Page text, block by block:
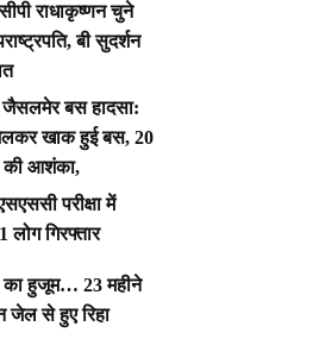
राधाकृष्णन चुने
बी सुदर्शन
बस हादसा:
खाक हुई बस, 20
की आशंका,
परीक्षा में
गिरफ्तार
का हुजूम… 23 महीने
जेल से हुए रिहा